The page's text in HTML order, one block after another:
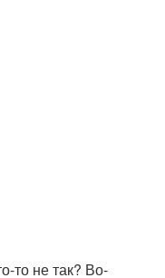
то не так? Во-